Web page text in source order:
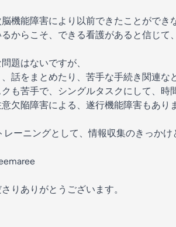
機能障害により以前できたことがで
からこそ、できる看護があると信じて
題はないですが、
話をまとめたり、苦手な手続き関連な
も苦手で、シングルタスクにして、時
欠陥障害による、遂行機能障害もあり
レーニングとして、情報収集のきっか
りありがとうございます。